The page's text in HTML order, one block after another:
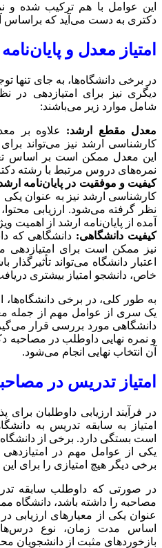
این عوامل با هم ترکیب شده و
دکتری به دست می‌آید که براساس
امتیاز معدل و
در برخی دانشگاه‌ها، به جای تنها
دیگری نیز برای امتیازدهی در
شامل موارد زیر می‌باشند:
معدل مقطع ارشد: علاوه بر
کارشناسی ارشد نیز می‌تواند
این معدل ممکن است بر اساس
نمره‌های دروس مرتبط با رشته
کیفیت و موفقیت در پایان‌نامه
کارشناسی ارشد نیز به عنوان یکی
نظر گرفته می‌شود. ارزیابی
آمده از پایان‌نامه ارشد از اهمیت
کیفیت دانشگاهی: دانشگاهی که
نیز ممکن است برای امتیازدهی
اعتبار دانشگاه می‌تواند
خاص، دانشجو امتیاز بیشتری
به طور کلی، در برخی دانشگاه‌ها،
یک سری از عوامل مهم از جمله
دانشگاهی مورد بررسی قرار
و نمره نهایی داوطلب در
آن انتخاب نهایی انجام می‌شود.
امتیاز تدریس در
در فرآیند ارزیابی داوطلبان
امتیاز به سابقه تدریس به
است بستگی دارد. برخی از
یکی از عوامل مهم در
برخی دیگر هیچ امتیازی را برای
در صورتی که داوطلب سابقه
مصاحبه را داشته باشد، دانشگاه
عنوان یکی از معیارهای ارزیابی در
اساس مدت زمان، نوع
بازخوردهای مثبت از دانشجویان